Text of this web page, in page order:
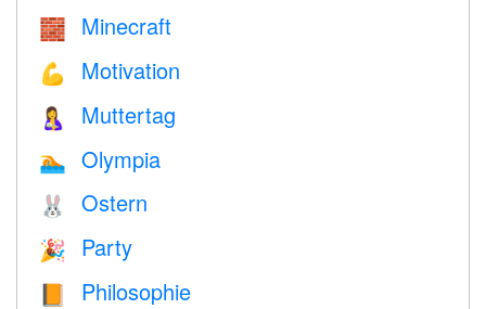
🧱 Minecraft
💪 Motivation
🤱 Muttertag
🏊 Olympia
🐰 Ostern
🎉 Party
📙 Philosophie